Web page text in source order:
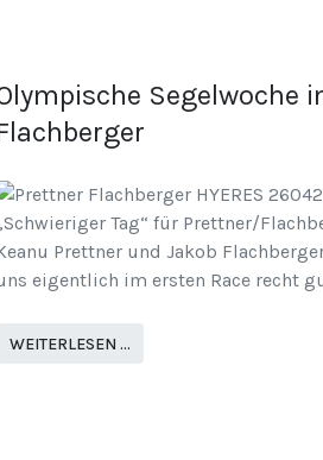
Segelwoche
Tag“ für Prettner/
Prettner und Jakob
eigentlich im ersten Race recht
WEITERLESEN …